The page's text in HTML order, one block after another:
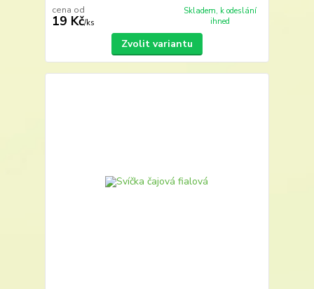
cena od
19 Kč/ks
Skladem, k odeslání
ihned
Zvolit variantu